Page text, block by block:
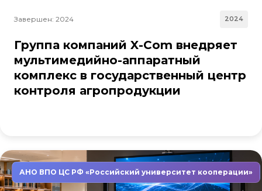
Завершен: 2024 2024
Группа компаний X-Com внедряет
мультимедийно-аппаратный
комплекс в государственный центр
контроля агропродукции
АНО ВПО ЦС РФ «Российский университет кооперации»